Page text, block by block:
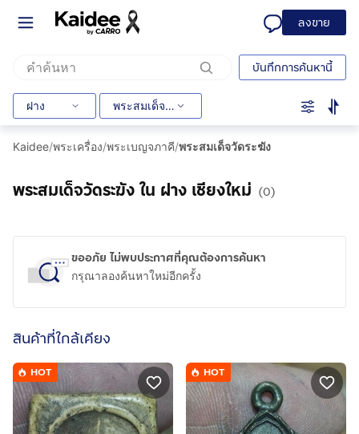
ลงขาย
บันทึกการค้นหานี้
ฝาง พระสมเด็จวัดระฆัง
Kaidee/พระเครื่อง/พระเบญจภาคี/พระสมเด็จวัดระฆัง
พระสมเด็จวัดระฆัง ใน ฝาง เชียงใหม่ (0)
ขออภัย ไม่พบประกาศที่คุณต้องการค้นหา
กรุณาลองค้นหาใหม่อีกครั้ง
สินค้าที่ใกล้เคียง
HOT HOT